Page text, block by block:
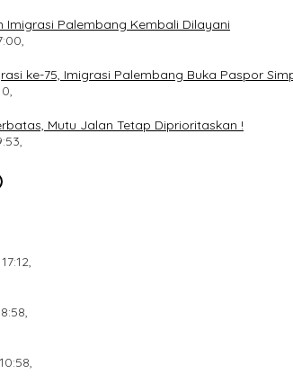
Imigrasi Palembang Kembali Dilayani
ke-75, Imigrasi Palembang Buka Paspor
Mutu Jalan Tetap Diprioritaskan !